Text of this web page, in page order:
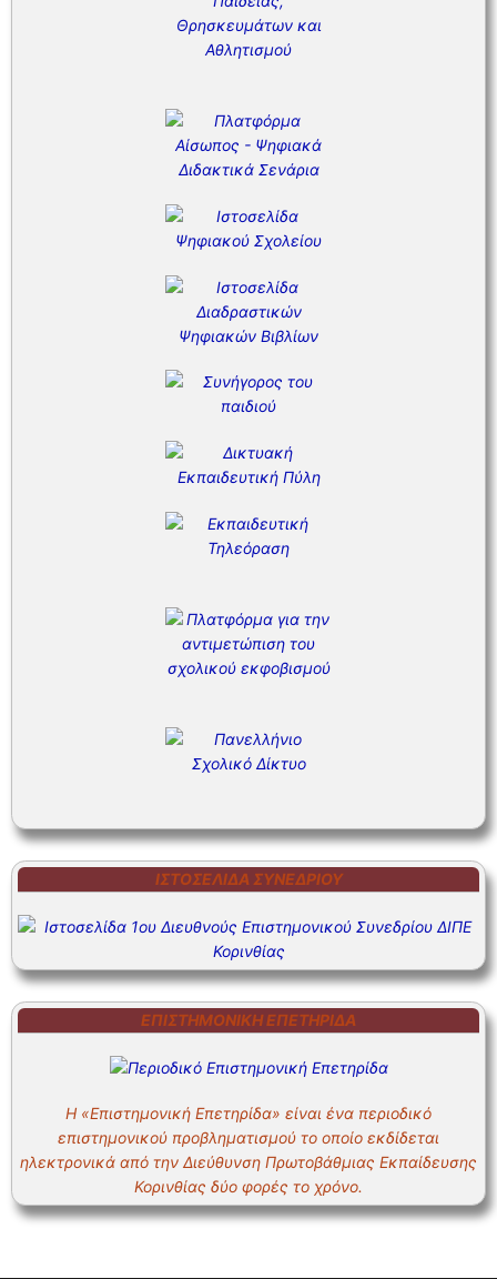
ΙΣΤΟΣΕΛΊΔΑ ΣΥΝΕΔΡΊΟΥ
ΕΠΙΣΤΗΜΟΝΙΚΗ ΕΠΕΤΗΡΙΔΑ
Η «Επιστημονική Επετηρίδα» είναι ένα περιοδικό
επιστημονικού προβληματισμού το οποίο εκδίδεται
ηλεκτρονικά από την Διεύθυνση Πρωτοβάθμιας Εκπαίδευσης
Κορινθίας δύο φορές το χρόνο.